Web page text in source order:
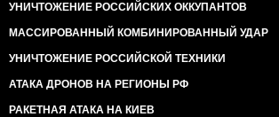
УНИЧТОЖЕНИЕ РОССИЙСКИХ ОККУПАНТОВ
МАССИРОВАННЫЙ КОМБИНИРОВАННЫЙ УДАР
УНИЧТОЖЕНИЕ РОССИЙСКОЙ ТЕХНИКИ
АТАКА ДРОНОВ НА РЕГИОНЫ РФ
РАКЕТНАЯ АТАКА НА КИЕВ